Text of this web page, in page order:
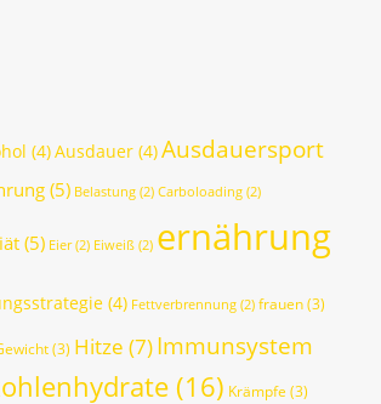
(4)Ausdauer (4)Ausdauersport
(5) Belastung (2) Carboloading (2)
(5) Eier(2) Eiweiß (2) ernährung
(4) Fettverbrennung (2) frauen(3)
(3) Hitze (7)Immunsystem
(16) Krämpfe (3)